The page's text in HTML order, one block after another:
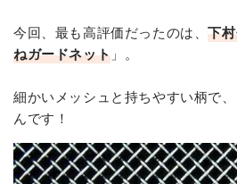
今回、最も高評価だったのは、下
ねガードネット 」。
細かいメッシュと持ちやすい柄で
んです！